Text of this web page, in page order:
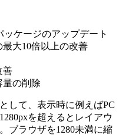
ケージのアップデート
大10倍以上の改善
善
の削除
して、表示時に例えばPC
を超えるとレイアウ
ブラウザを1280未満に縮